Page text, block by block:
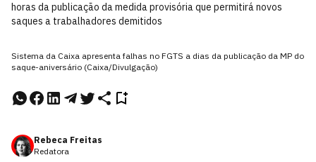
horas da publicação da medida provisória que permitirá novos
saques a trabalhadores demitidos
Sistema da Caixa apresenta falhas no FGTS a dias da publicação da MP do
saque-aniversário (Caixa/Divulgação)
Rebeca Freitas
Redatora